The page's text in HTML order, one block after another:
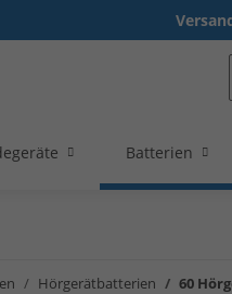
Batterien
Hörgerätbatterien 60